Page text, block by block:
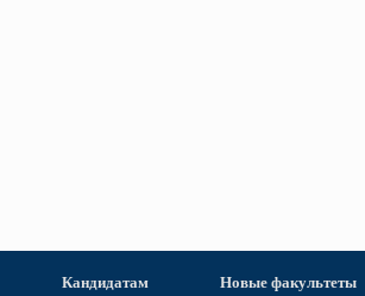
Кандидатам Новые факультеты